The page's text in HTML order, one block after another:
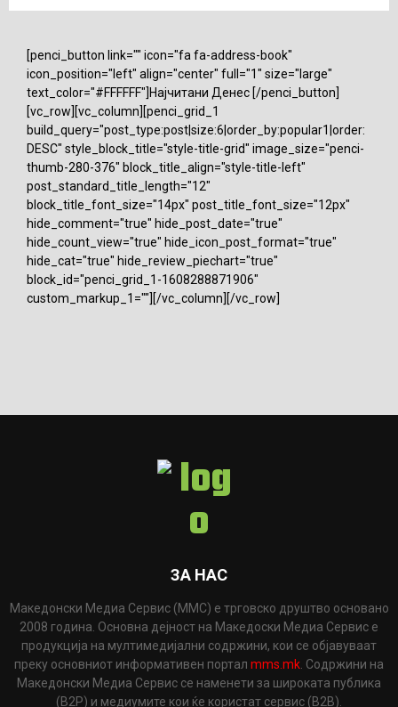
[penci_button link="" icon="fa fa-address-book"
icon_position="left" align="center" full="1" size="large"
text_color="#FFFFFF"]Најчитани Денес [/penci_button]
[vc_row][vc_column][penci_grid_1
build_query="post_type:post|size:6|order_by:popular1|order:
DESC" style_block_title="style-title-grid" image_size="penci-
thumb-280-376" block_title_align="style-title-left"
post_standard_title_length="12"
block_title_font_size="14px" post_title_font_size="12px"
hide_comment="true" hide_post_date="true"
hide_count_view="true" hide_icon_post_format="true"
hide_cat="true" hide_review_piechart="true"
block_id="penci_grid_1-1608288871906"
custom_markup_1=""][/vc_column][/vc_row]
ЗА НАС
Македонски Медиа Сервис (ММС) е трговско друштво основано
2008 година. Основна дејност на Македоски Медиа Сервис е
продукција на мултимедијални содржини, кои се објавуваат
преку основниот информативен портал mms.mk . Содржини на
Македонски Медиа Сервис се наменети за широката публика
(B2P) и медиумите кои ќе користат сервис (B2B).